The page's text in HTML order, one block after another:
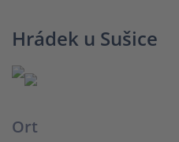
Hrádek u Sušice
Ort